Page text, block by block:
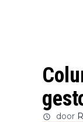
door